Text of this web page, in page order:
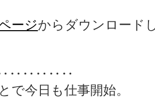
ージからダウンロード
で今日も仕事開始。